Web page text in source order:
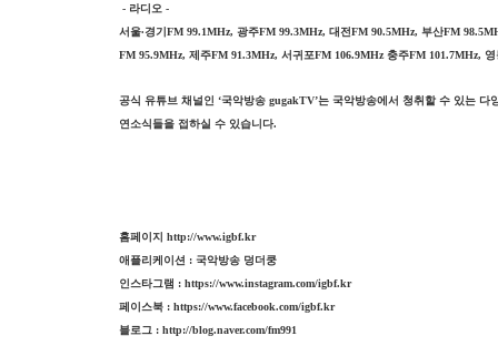
- 라디오 -
서울∙경기 FM 99.1MHz, 광주FM 99.3MHz, 대전FM 90.5MHz, 부산FM
FM 95.9MHz, 제주FM 91.3MHz, 서귀포FM 106.9MHz충주FM 101.7MHz, 영
공식 유튜브 채널인 ‘국악방송 gugakTV’는 국악방송에서 청취할 수 있는 다
연소식들을 접하실 수 있습니다.
홈페이지 http://www.igbf.kr
애플리케이션 : 국악방송 덩더쿵
인스타그램 : https://www.instagram.com/igbf.kr
페이스북 : https://www.facebook.com/igbf.kr
블로그 : http://blog.naver.com/fm991